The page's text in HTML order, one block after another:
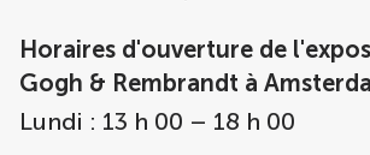
Horaires d'ouverture de
Gogh & Rembrandt à
Lundi : 13 h 00 – 18 h 00